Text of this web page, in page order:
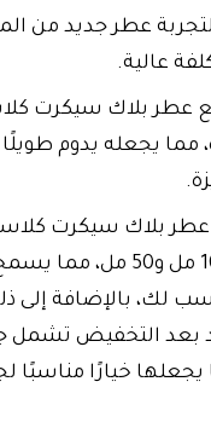
عطر جديد من
عالية.
عطر بلاك سيكرت
مما يجعله يدوم
عطر بلاك سيكرت
مختلفين، 100 مل و50
لك، بالإضافة إلى
بعد التخفيض تشمل
خيارًا مناسبًا